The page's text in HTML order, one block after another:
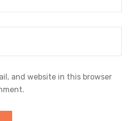
and website in this browser